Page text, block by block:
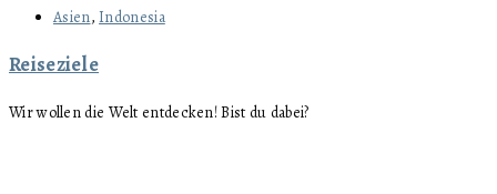
Asien,Indonesia
Reiseziele
Wir wollen die Welt entdecken! Bist du dabei?